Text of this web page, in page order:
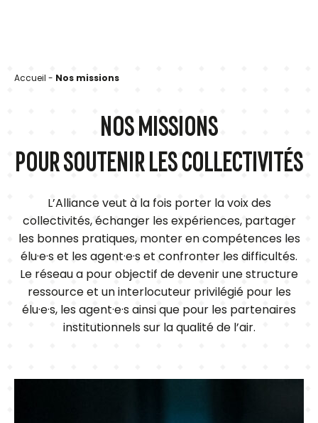
Accueil - Nos missions
NOS MISSIONS
POUR SOUTENIR LES COLLECTIVITÉS
L’Alliance veut à la fois porter la voix des
collectivités, échanger les expériences, partager
les bonnes pratiques, monter en compétences les
élu·e·s et les agent·e·s et confronter les difficultés.
Le réseau a pour objectif de devenir une structure
ressource et un interlocuteur privilégié pour les
élu·e·s, les agent·e·s ainsi que pour les partenaires
institutionnels sur la qualité de l’air.